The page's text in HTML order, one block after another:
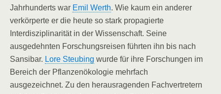
Jahrhunderts war Emil Werth. Wie kaum ein anderer
verkörperte er die heute so stark propagierte
Interdisziplinarität in der Wissenschaft. Seine
ausgedehnten Forschungsreisen führten ihn bis nach
Sansibar. Lore Steubing wurde für ihre Forschungen im
Bereich der Pflanzenökologie mehrfach
ausgezeichnet. Zu den herausragenden Fachvertretern